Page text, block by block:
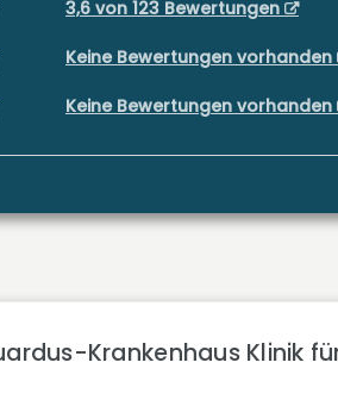
3,6 von 123 Bewertungen
Keine Bewertungen vorhanden
Keine Bewertungen vorhanden
Krankenhaus Klinik